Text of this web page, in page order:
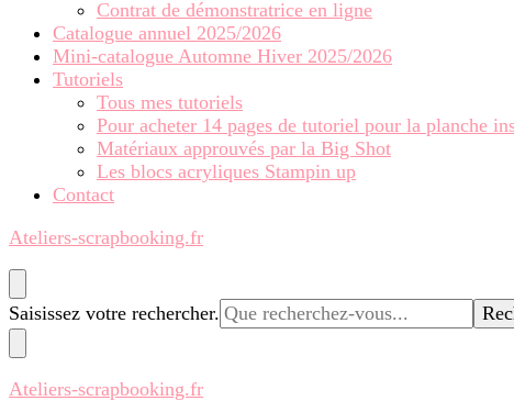
Contrat de démonstratrice en ligne
Catalogue annuel 2025/2026
Mini-catalogue Automne Hiver 2025/2026
Tutoriels
Tous mes tutoriels
Pour acheter 14 pages de tutoriel pour la planche
Matériaux approuvés par la Big Shot
Les blocs acryliques Stampin up
Contact
Ateliers-scrapbooking.fr
Vous
recherchiez
quelque
chose ?
Saisissez votre rechercher.
Ateliers-scrapbooking.fr